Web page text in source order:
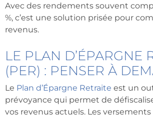
Avec des rendements souvent
%, c’est une solution prisée pour
revenus.
LE PLAN D’ÉPARGNE
(PER) : PENSER À
Le Plan d’Épargne Retraite est un
prévoyance qui permet de
vos revenus actuels. Les